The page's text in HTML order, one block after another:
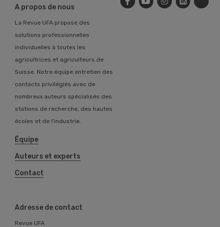
A propos de nous
La Revue UFA propose des
solutions professionnelles
individuelles à toutes les
agricultrices et agriculteurs de
Suisse. Notre équipe entretien des
contacts privilégiés avec de
nombreux auteurs spécialisés des
stations de recherche, des hautes
écoles et de l’industrie.
Équipe
Auteurs et experts
Contact
Adresse de contact
Revue UFA